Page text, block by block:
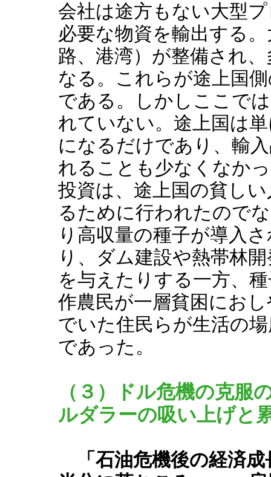
会社は途方もない大型
必要な物資を輸出する
路、港湾）が整備され
なる。これらが途上国
である。しかしここで
れていない。途上国は
になるだけであり、輸
れることも少なくなか
投資は、途上国の貧し
るために行われたので
り高収量の種子が導入
り、ダム建設や熱帯林
を与えたりする一方、
作農民が一層貧困にお
でいた住民らが生活の
であった。
（３）ドル危機の克服
ルダラーの吸い上げと
「石油危機後の経済成